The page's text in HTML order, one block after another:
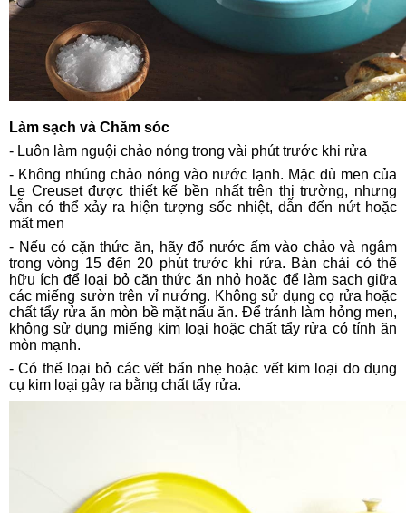
Làm sạch và Chăm sóc
- Luôn làm nguội chảo nóng trong vài phút trước khi rửa
- Không nhúng chảo nóng vào nước lạnh. Mặc dù men của
Le Creuset được thiết kế bền nhất trên thị trường, nhưng
vẫn có thể xảy ra hiện tượng sốc nhiệt, dẫn đến nứt hoặc
mất men
- Nếu có cặn thức ăn, hãy đổ nước ấm vào chảo và ngâm
trong vòng 15 đến 20 phút trước khi rửa. Bàn chải có thể
hữu ích để loại bỏ cặn thức ăn nhỏ hoặc để làm sạch giữa
các miếng sườn trên vỉ nướng. Không sử dụng cọ rửa hoặc
chất tẩy rửa ăn mòn bề mặt nấu ăn. Để tránh làm hỏng men,
không sử dụng miếng kim loại hoặc chất tẩy rửa có tính ăn
mòn mạnh.
- Có thể loại bỏ các vết bẩn nhẹ hoặc vết kim loại do dụng
cụ kim loại gây ra bằng chất tẩy rửa.